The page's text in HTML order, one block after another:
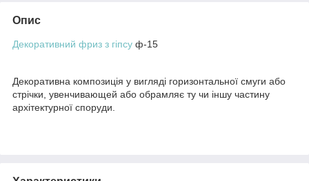
Опис
Декоративний фриз з гіпсу ф-15
Декоративна композиція у вигляді горизонтальної смуги або
стрічки, увенчивающей або обрамляє ту чи іншу частину
архітектурної споруди.